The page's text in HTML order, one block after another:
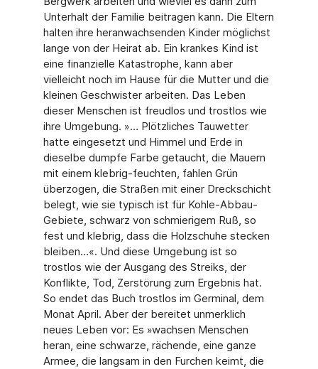
Unterhalt der Familie beitragen kann. Die Eltern
halten ihre heranwachsenden Kinder möglichst
lange von der Heirat ab. Ein krankes Kind ist
eine finanzielle Katastrophe, kann aber
vielleicht noch im Hause für die Mutter und die
kleinen Geschwister arbeiten. Das Leben
dieser Menschen ist freudlos und trostlos wie
ihre Umgebung. »… Plötzliches Tauwetter
hatte eingesetzt und Himmel und Erde in
dieselbe dumpfe Farbe getaucht, die Mauern
mit einem klebrig-feuchten, fahlen Grün
überzogen, die Straßen mit einer Dreckschicht
belegt, wie sie typisch ist für Kohle-Abbau-
Gebiete, schwarz von schmierigem Ruß, so
fest und klebrig, dass die Holzschuhe stecken
bleiben…«. Und diese Umgebung ist so
trostlos wie der Ausgang des Streiks, der
Konflikte, Tod, Zerstörung zum Ergebnis hat.
So endet das Buch trostlos im Germinal, dem
Monat April. Aber der bereitet unmerklich
neues Leben vor: Es »wachsen Menschen
heran, eine schwarze, rächende, eine ganze
Armee, die langsam in den Furchen keimt, die